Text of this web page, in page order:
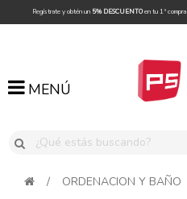
Regístrate y obtén un 5% DESCUENTOen tu 1ª compra
MENÚ
MENÚ
/ ORDENACION Y BAÑO